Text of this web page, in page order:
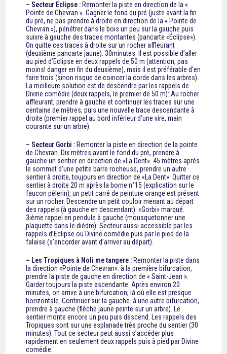
– Secteur Eclipse : Remonter la piste en direction de la «
Pointe de Chevran ». Gagner le fond du pré (juste avant la fin
du pré, ne pas prendre à droite en direction de la « Pointe de
Chevran »), pénétrer dans le bois un peu sur la gauche puis
suivre à gauche des traces montantes (pancarte «Éclipse»).
On quitte ces traces à droite sur un rocher affleurant
(deuxième pancarte jaune). 30minutes. Il est possible d’aller
au pied d’Eclipse en deux rappels de 50 m (attention, pas
moins! danger en fin du deuxième), mais il est préférable d’en
faire trois (sinon risque de coincer la corde dans les arbres).
La meilleure solution est de descendre par les rappels de
Divine comédie (deux rappels, le premier de 50 m): Au rocher
affleurant, prendre à gauche et continuer les traces sur une
centaine de mètres, puis une nouvelle trace descendante à
droite (premier rappel au bord inférieur d’une vire, main
courante sur un arbre).
– Secteur Gorbi : Remonter la piste en direction de la pointe
de Chevran. Dix mètres avant le fond du pré, prendre à
gauche un sentier en direction de «La Dent». 45 mètres après
le sommet d’une petite barre rocheuse, prendre un autre
sentier à droite, toujours en direction de «La Dent». Quitter ce
sentier à droite 20 m après la borne n°15 (explication sur le
faucon pèlerin), un petit carré de peinture orange est présent
sur un rocher. Descendre un petit couloir menant au départ
des rappels (à gauche en descendant). «Gorbi» marqué.
3ième rappel en pendule à gauche (mousquetonner une
plaquette dans le dièdre). Secteur aussi accessible par les
rappels d’Eclipse ou Divine comédie puis par le pied de la
falaise (s’encorder avant d’arriver au départ).
– Les Tropiques à Noli me tangere : Remonter la piste dans
la direction «Pointe de Chevran». à la première bifurcation,
prendre la piste de gauche en direction de « Saint-Jean ».
Garder toujours la piste ascendante. Après environ 20
minutes, on arrive à une bifurcation, là où elle est presque
horizontale. Continuer sur la gauche. à une autre bifurcation,
prendre à gauche (flèche jaune peinte sur un arbre). Le
sentier monte encore un peu puis descend. Les rappels des
Tropiques sont sur une esplanade très proche du sentier (30
minutes). Tout ce secteur peut aussi s’accéder plus
rapidement en seulement deux rappels puis à pied par Divine
comédie.